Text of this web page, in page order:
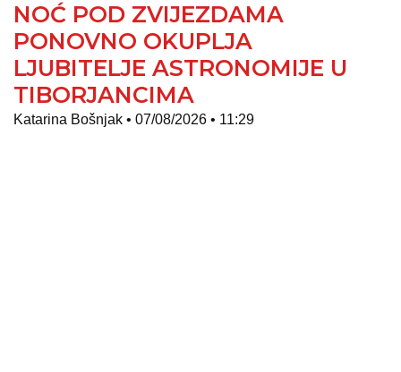
NOĆ POD ZVIJEZDAMA
PONOVNO OKUPLJA
LJUBITELJE ASTRONOMIJE U
TIBORJANCIMA
Katarina Bošnjak 07/08/2026 11:29